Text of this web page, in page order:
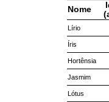
Nome
Lírio
Íris
Hortênsia
Jasmim
Lótus